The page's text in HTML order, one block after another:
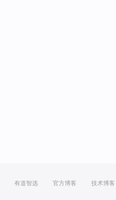
有道智选 官方博客 技术博客